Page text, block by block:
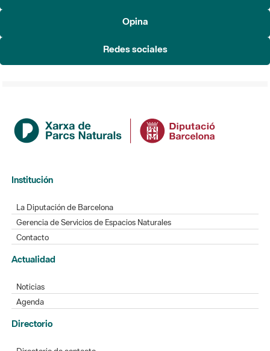
Opina
Redes sociales
Institución
La Diputación de Barcelona
Gerencia de Servicios de Espacios Naturales
Contacto
Actualidad
Noticias
Agenda
Directorio